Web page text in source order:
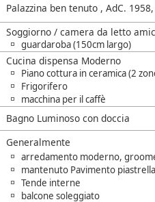
Palazzina ben tenuto , AdC.
Soggiorno / camera da letto
guardaroba (150cm largo)
Cucina dispensa Moderno
Piano cottura in ceramica (2
Frigorifero
macchina per il caffè
Bagno Luminoso con doccia
Generalmente
arredamento moderno,
mantenuto Pavimento
Tende interne
balcone soleggiato